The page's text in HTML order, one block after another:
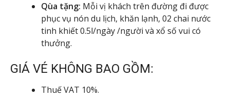
Qùa tặng: Mỗi vị khách trên đường đi được
phục vụ nón du lịch, khăn lạnh, 02 chai nước
tinh khiết 0.5l/ngày /người và xổ số vui có
thưởng.
GIÁ VÉ KHÔNG BAO GỒM:
Thuế VAT 10%.